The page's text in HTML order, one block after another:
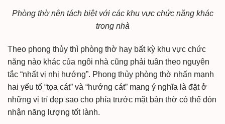
Phòng thờ nên tách biệt với các khu vực chức năng khác
trong nhà
Theo phong thủy thì phòng thờ hay bất kỳ khu vực chức
năng nào khác của ngôi nhà cũng phải tuân theo nguyên
tắc “nhất vị nhị hướng”. Phong thủy phòng thờ nhấn mạnh
hai yếu tố “tọa cát” và “hướng cát” mang ý nghĩa là đặt ở
những vị trí đẹp sao cho phía trước mặt bàn thờ có thể đón
nhận năng lượng tốt lành.